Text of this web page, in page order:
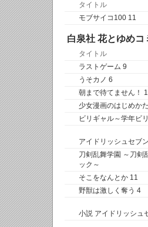
タイトル
モブサイコ100 11
白泉社 花とゆめコ
タイトル
ラストゲーム 9
うそカノ 6
朝まで待てません！ 1
少女漫画のはじめかた
ビリギャル～学年ビ
アイドリッシュセブ
刀剣乱舞学園 ～刀
ック～
そこをなんとか 11
野獣は激しく奪う 4
小説 アイドリッシュ